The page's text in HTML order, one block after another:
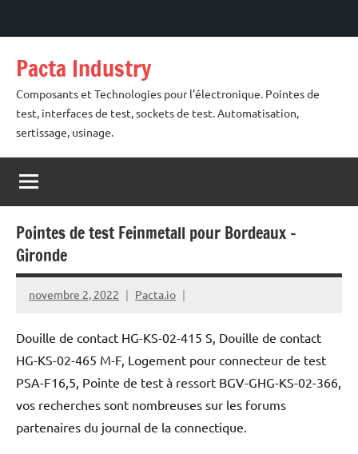
contenu
Pacta Industry
Composants et Technologies pour l'électronique. Pointes de
test, interfaces de test, sockets de test. Automatisation,
sertissage, usinage.
Pointes de test Feinmetall pour Bordeaux –
Gironde
novembre 2, 2022 Pacta.io
Douille de contact HG-KS-02-415 S, Douille de contact
HG-KS-02-465 M-F, Logement pour connecteur de test
PSA-F16,5, Pointe de test à ressort BGV-GHG-KS-02-366,
vos recherches sont nombreuses sur les forums
partenaires du journal de la connectique.